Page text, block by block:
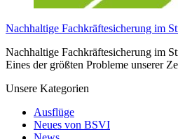
Nachhaltige Fachkräftesicherung im
Nachhaltige Fachkräftesicherung im
Eines der größten Probleme unserer
Unsere Kategorien
Ausflüge
Neues von BSVI